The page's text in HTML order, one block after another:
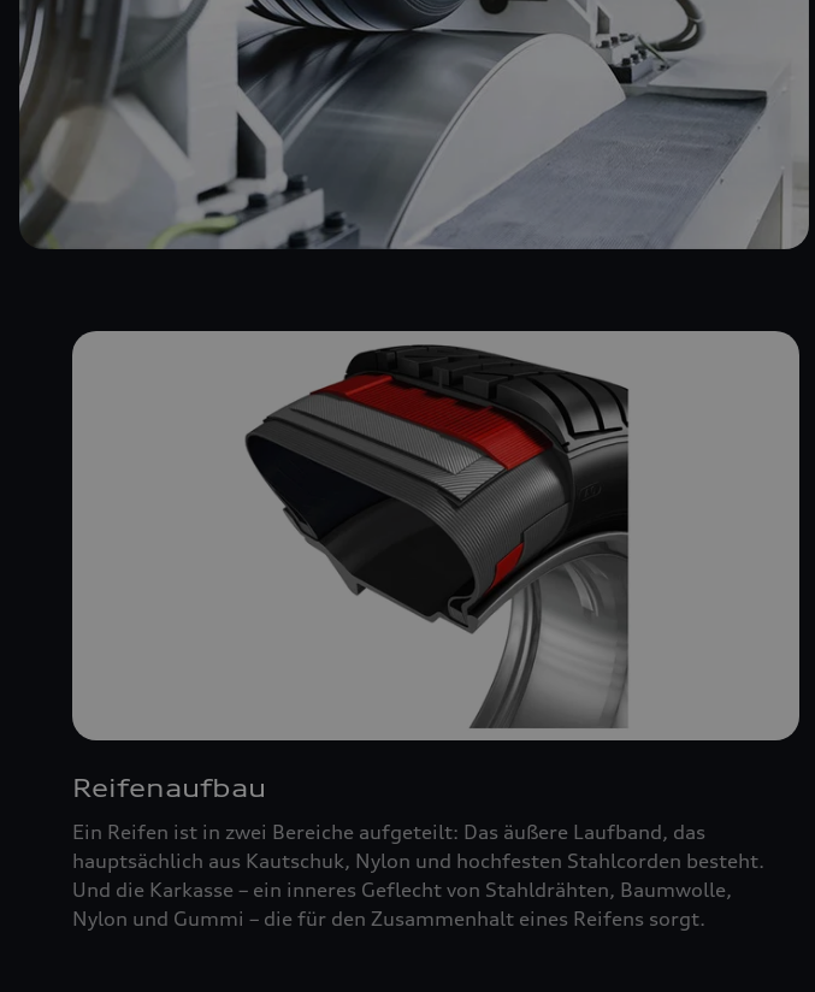
Reifenaufbau
Ein Reifen ist in zwei Bereiche aufgeteilt: Das äußere Laufband, das
hauptsächlich aus Kautschuk, Nylon und hochfesten Stahlcorden besteht.
Und die Karkasse – ein inneres Geflecht von Stahldrähten, Baumwolle,
Nylon und Gummi – die für den Zusammenhalt eines Reifens sorgt.